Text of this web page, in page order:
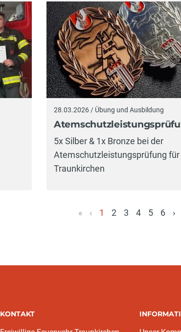
28.03.2026 / Übung und Ausbildung
5x Silber & 1x Bronze bei der
Atemschutzleistungsprüfung für
Traunkirchen
« ‹
1
2 3 4 5 6 ›
KONTAKT